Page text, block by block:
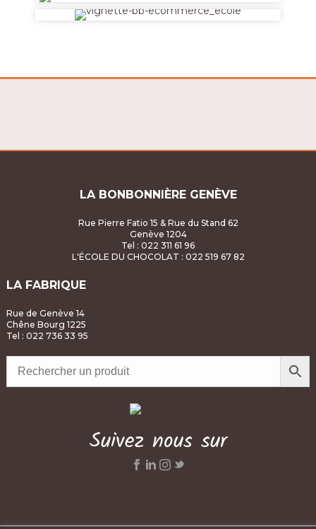
LA BONBONNIÈRE GENÈVE
Rue Pierre Fatio 15 & Rue du Stand 62
Genève 1204
Tel : 022 311 61 96
L'ÉCOLE DU CHOCOLAT : 022 519 67 82
LA FABRIQUE
Rue de Genève 14
Chêne Bourg 1225
Tel : 022 736 33 95
Suivez nous sur